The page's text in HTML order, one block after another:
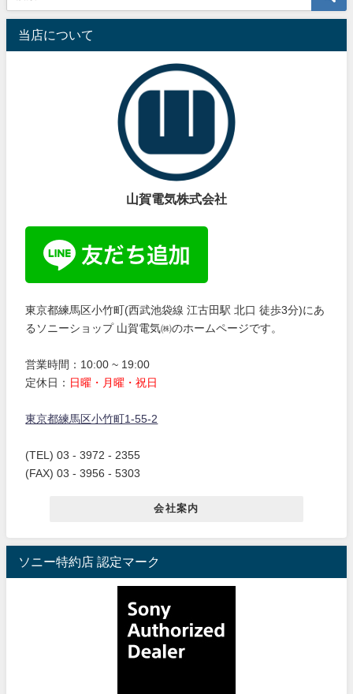
当店について
山賀電気株式会社
東京都練馬区小竹町(西武池袋線 江古田駅 北口 徒歩3分)にあ
るソニーショップ 山賀電気㈱のホームページです。
営業時間：10:00 ~ 19:00
定休日： 日曜・月曜・祝日
東京都練馬区小竹町1-55-2
(TEL) 03 - 3972 - 2355
(FAX) 03 - 3956 - 5303
会社案内
ソニー特約店 認定マーク